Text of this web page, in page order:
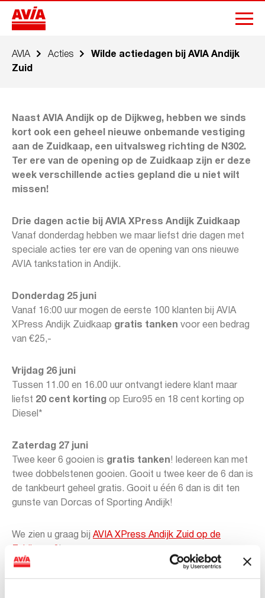
AVIA Acties
Wilde actiedagen bij AVIA Andijk
Zuid
Naast AVIA Andijk op de Dijkweg, hebben we sinds
kort ook een geheel nieuwe onbemande vestiging
aan de Zuidkaap, een uitvalsweg richting de N302.
Ter ere van de opening op de Zuidkaap zijn er deze
week verschillende acties gepland die u niet wilt
missen!
Drie dagen actie bij AVIA XPress Andijk Zuidkaap
Vanaf donderdag hebben we maar liefst drie dagen met
speciale acties ter ere van de opening van ons nieuwe
AVIA tankstation in Andijk.
Donderdag 25 juni
Vanaf 16:00 uur mogen de eerste 100 klanten bij AVIA
XPress Andijk Zuidkaap gratis tanken voor een bedrag
van €25,-
Vrijdag 26 juni
Tussen 11.00 en 16.00 uur ontvangt iedere klant maar
liefst 20 cent korting op Euro95 en 18 cent korting op
Diesel*
Zaterdag 27 juni
Twee keer 6 gooien is gratis tanken! Iedereen kan met
twee dobbelstenen gooien. Gooit u twee keer de 6 dan is
de tankbeurt geheel gratis. Gooit u één 6 dan is dit ten
gunste van Dorcas of Sporting Andijk!
We zien u graag bij AVIA XPress Andijk Zuid op de
De korting is geldig op de door AVIA uitgegeven